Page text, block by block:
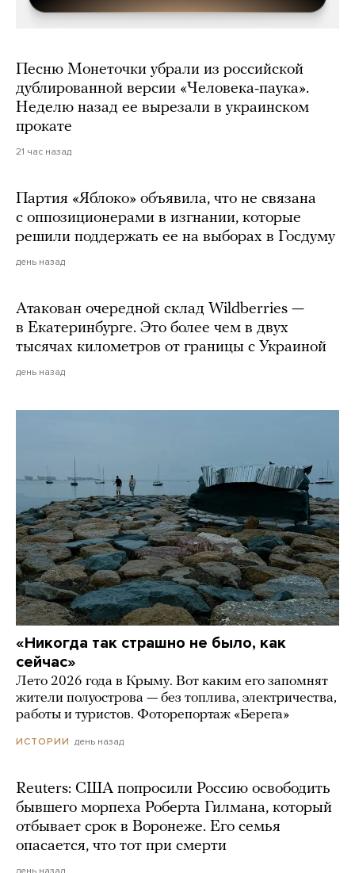
Песню Монеточки убрали из российской
дублированной версии «Человека-паука».
Неделю назад ее вырезали в украинском
прокате
21 час назад
Партия «Яблоко» объявила, что не связана
с оппозиционерами в изгнании, которые
решили поддержать ее на выборах в Госдуму
день назад
Атакован очередной склад Wildberries —
в Екатеринбурге. Это более чем в двух
тысячах километров от границы с Украиной
день назад
«Никогда так страшно не было, как
сейчас»
Лето 2026 года в Крыму. Вот каким его запомнят
жители полуострова — без топлива, электричества,
работы и туристов. Фоторепортаж «Берега»
ИСТОРИИ день назад
Reuters: США попросили Россию освободить
бывшего морпеха Роберта Гилмана, который
отбывает срок в Воронеже. Его семья
опасается, что тот при смерти
день назад